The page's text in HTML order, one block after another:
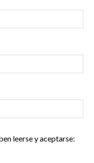
leerse y aceptarse: